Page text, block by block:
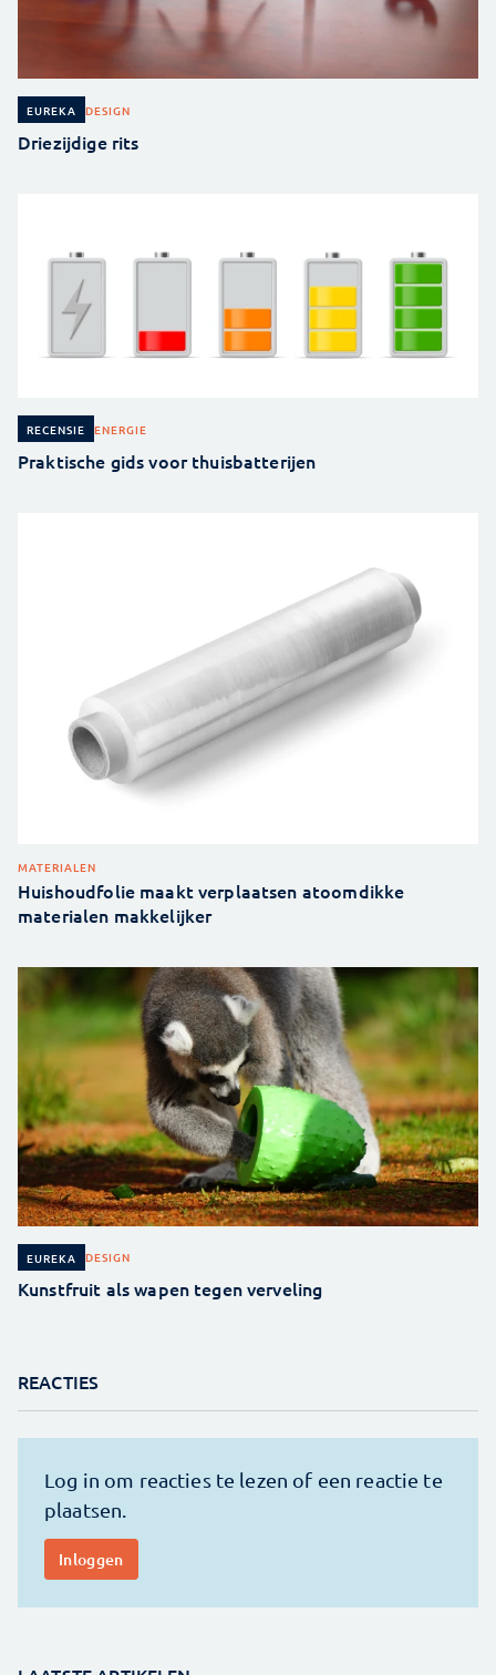
EUREKA DESIGN
Driezijdige rits
RECENSIE ENERGIE
Praktische gids voor thuisbatterijen
MATERIALEN
Huishoudfolie maakt verplaatsen atoomdikke
materialen makkelijker
EUREKA DESIGN
Kunstfruit als wapen tegen verveling
REACTIES